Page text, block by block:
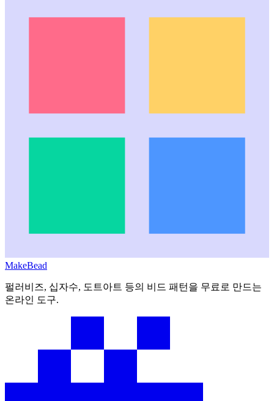
MakeBead
펄러비즈, 십자수, 도트아트 등의 비드 패턴을 무료로 만드는
온라인 도구.